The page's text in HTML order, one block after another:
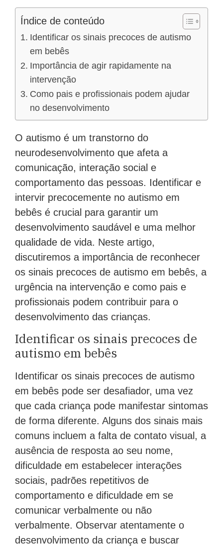
Índice de conteúdo
Identificar os sinais precoces de autismo
em bebês
Importância de agir rapidamente na
intervenção
Como pais e profissionais podem ajudar
no desenvolvimento
O autismo é um transtorno do
neurodesenvolvimento que afeta a
comunicação, interação social e
comportamento das pessoas. Identificar e
intervir precocemente no autismo em
bebês é crucial para garantir um
desenvolvimento saudável e uma melhor
qualidade de vida. Neste artigo,
discutiremos a importância de reconhecer
os sinais precoces de autismo em bebês, a
urgência na intervenção e como pais e
profissionais podem contribuir para o
desenvolvimento das crianças.
Identificar os sinais precoces de
autismo em bebês
Identificar os sinais precoces de autismo
em bebês pode ser desafiador, uma vez
que cada criança pode manifestar sintomas
de forma diferente. Alguns dos sinais mais
comuns incluem a falta de contato visual, a
ausência de resposta ao seu nome,
dificuldade em estabelecer interações
sociais, padrões repetitivos de
comportamento e dificuldade em se
comunicar verbalmente ou não
verbalmente. Observar atentamente o
desenvolvimento da criança e buscar